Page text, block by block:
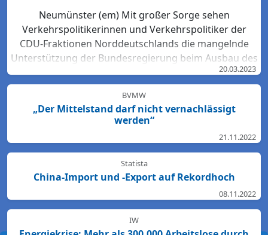
Neumünster (em) Mit großer Sorge sehen
Verkehrspolitikerinnen und Verkehrspolitiker der
CDU-Fraktionen Norddeutschlands die mangelnde
Unterstützung der Bundesregierung beim Ausbau des
Bahn-Netzes. Hartmut Bodeit, mobilitätspolitischer
Sprecher der bremischen CDUBürgerschaftsfraktion,
betont: „Die neuesten Bewertungen der DB Netz AG
lassen keinen Zweifel: Das Schienennetz ist in der
nirgendwo sonst in Deutschland. Für den Start des
Deutschlandtick...
20.03.2023
BVMW
„Der Mittelstand darf nicht vernachlässigt
werden“
21.11.2022
Statista
China-Import und -Export auf Rekordhoch
08.11.2022
IW